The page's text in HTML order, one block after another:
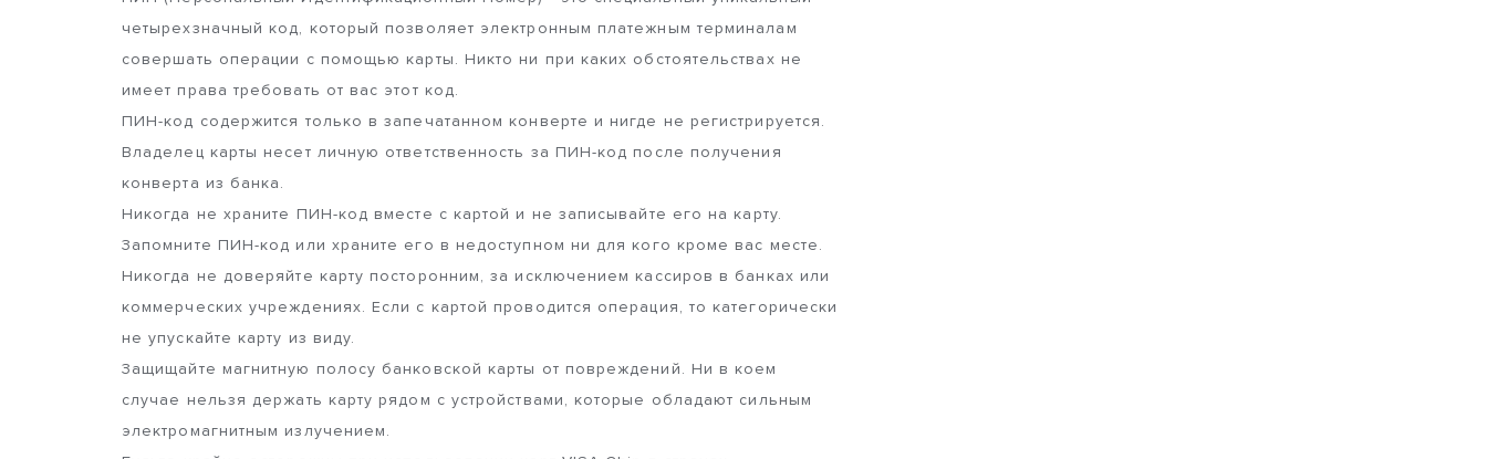
четырехзначный код, который позволяет электронным платежным терминалам
совершать операции с помощью карты. Никто ни при каких обстоятельствах не
имеет права требовать от вас этот код.
ПИН-код содержится только в запечатанном конверте и нигде не регистрируется.
Владелец карты несет личную ответственность за ПИН-код после получения
конверта из банка.
Никогда не храните ПИН-код вместе с картой и не записывайте его на карту.
Запомните ПИН-код или храните его в недоступном ни для кого кроме вас месте.
Никогда не доверяйте карту посторонним, за исключением кассиров в банках или
коммерческих учреждениях. Если с картой проводится операция, то категорически
не упускайте карту из виду.
Защищайте магнитную полосу банковской карты от повреждений. Ни в коем
случае нельзя держать карту рядом с устройствами, которые обладают сильным
электромагнитным излучением.